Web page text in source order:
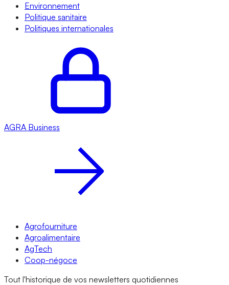
Environnement
Politique sanitaire
Politiques internationales
AGRA Business
Agrofourniture
Agroalimentaire
AgTech
Coop-négoce
Tout l'historique de vos newsletters quotidiennes